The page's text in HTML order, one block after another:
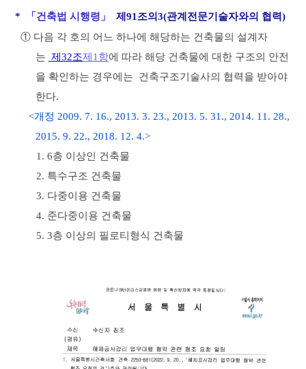
* 「 건축법 시행령 」 제91조의3(관계전문기술자와의 협 력)
① 다음 각 호의 어느 하나에 해당하는 건축물의 설계자
는 제32조제1항에 따라 해당 건축물에 대한 구조의 안전
을 확인하는 경우에는
건축구조기술사의 협력을 받아야
한다.
<개정 2009. 7. 16., 2013. 3. 23., 2013. 5. 31., 2014. 11. 28.,
2015. 9. 22., 2018. 12. 4.>
1. 6층 이상인 건축물
2. 특수구조 건축물
3. 다중이용 건축물
4. 준다중이용 건축물
5. 3층 이상의 필로티형식 건축물